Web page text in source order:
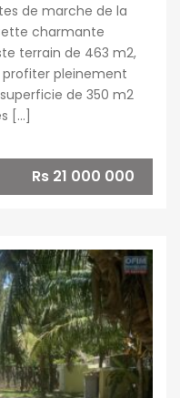
de marche de la
charmante
terrain de 463 m2,
pleinement
de 350 m2
[…]
Rs 21 000 000